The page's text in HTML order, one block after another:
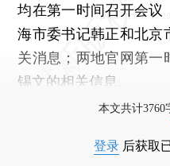
均在第一时间召开会议
海市委书记韩正和北京
关消息；两地官网第一
锡文的相关信息。
本文共计3760
登录 后获取